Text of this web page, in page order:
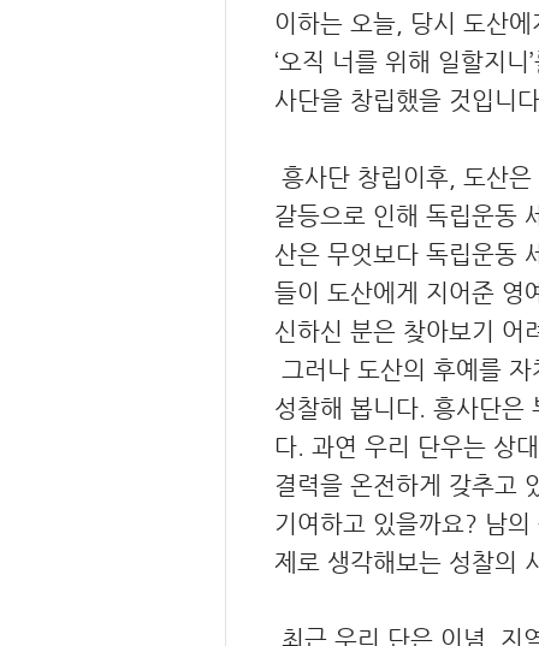
이하는 오늘, 당시 도산
‘오직 너를 위해 일할지
사단을 창립했을 것입니
흥사단 창립이후, 도산
갈등으로 인해 독립운동
산은 무엇보다 독립운동
들이 도산에게 지어준 영
신하신 분은 찾아보기 어
그러나 도산의 후예를
성찰해 봅니다. 흥사단은
다. 과연 우리 단우는 상
결력을 온전하게 갖추고
기여하고 있을까요? 남
제로 생각해보는 성찰의
최근 우리 단은 이념, 지